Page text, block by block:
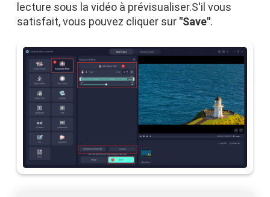
lecture sous la vidéo à prévisualiser.S'il vous
satisfait, vous pouvez cliquer sur "Save".